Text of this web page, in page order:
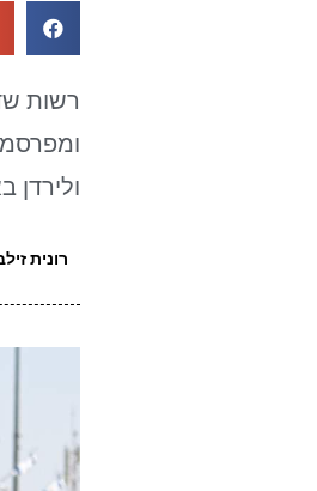
רשות
ולירדן
רונית